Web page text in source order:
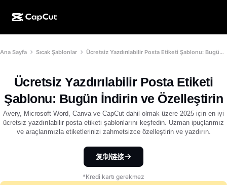
CapCut Masaüstü
CapCut Çevrimiçi
CapCut Pad
CapCut Mobil
Dreamina AI
YZ ile oluşturma
Video Stüdyosu
Yapay zekâ video oluşturma aracı
Yapay zekâ resim oluşturma aracı
Yapay zekâ resim iyileştirme aracı
Dreamina Seedance 2.5
Özellikler
Video düzenleyici ve oluşturma aracı
Resim düzenleyici ve oluşturma aracı
Ses oluşturma aracı ve düzenleyici
Sosyal medya şablonları
Tatil şablonları
Daha fazla
Yıl dönümü şablonları
Hakkında
Girişimler
İştirakler
Kreatif Partner Programı
Ana Sayfa Sıcak Şablonlar Ücretsiz Yazdırılabilir Posta Etiketi Şablonu: Bugün İndirin ve Özelleştirin
Ücretsiz Yazdırılabilir Posta Etiketi
Şablonu: Bugün İndirin ve Özelleştirin
Avery, Microsoft Word, Canva ve CapCut dahil olmak üzere 2025 için en iyi
ücretsiz yazdırılabilir posta etiketi şablonlarını keşfedin. Uzman ipuçlarımız
ve araçlarımızla etiketlerinizi zahmetsizce özelleştirin ve yazdırın.
复制链接
*Kredi kartı gerekmez